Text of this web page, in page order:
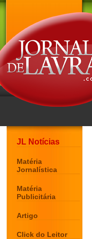
JL Notícias
Matéria
Jornalística
Matéria
Publicitária
Artigo
Click do Leitor